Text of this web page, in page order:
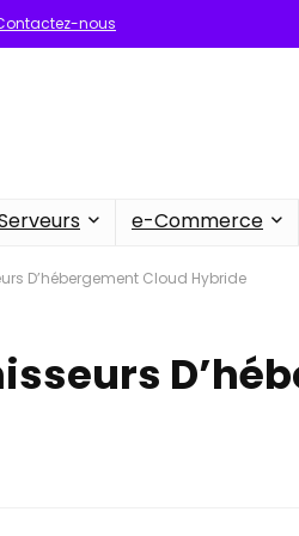
nous
e-Commerce
D’hébergement Cloud Hybride